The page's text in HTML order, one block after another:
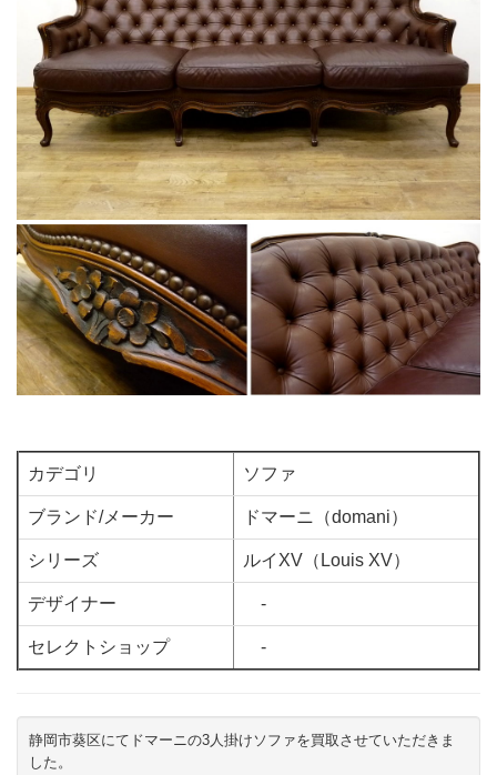
カデゴリ ソファ
ブランド/メーカー ドマーニ（domani）
シリーズ ルイXV（Louis XV）
デザイナー -
セレクトショップ -
静岡市葵区にてドマーニの3人掛けソファを買取させていただきま
した。